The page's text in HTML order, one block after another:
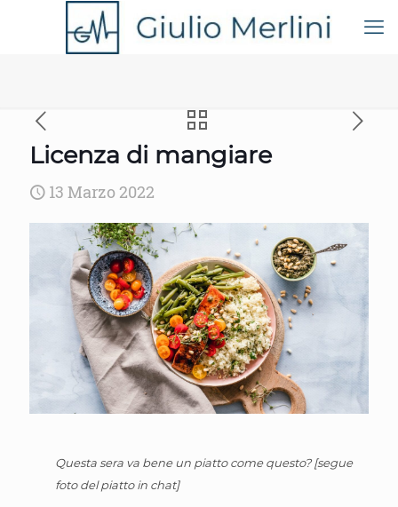
Licenza di mangiare
13 Marzo 2022
Questa sera va bene un piatto come questo? [segue
foto del piatto in chat]